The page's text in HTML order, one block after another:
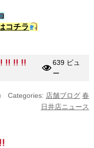
コチラ
639 ビュ
ー
Categories: 店舗ブログ 春
日井店ニュース